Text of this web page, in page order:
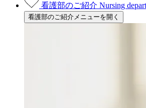
看護部のご紹介 Nursing
看護部のご紹介メニューを開く